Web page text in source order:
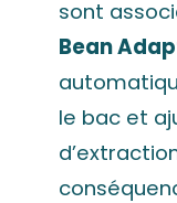
sont
Bean
le bac et